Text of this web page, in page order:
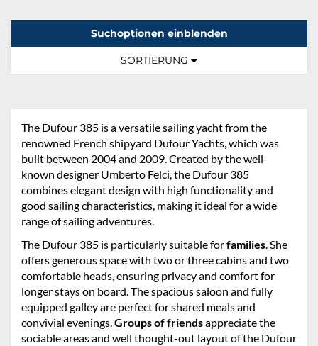
Suchoptionen einblenden
TOGGLE NAVIGATION
SORTIERUNG
The Dufour 385 is a versatile sailing yacht from the
renowned French shipyard Dufour Yachts, which was
built between 2004 and 2009. Created by the well-
known designer Umberto Felci, the Dufour 385
combines elegant design with high functionality and
good sailing characteristics, making it ideal for a wide
range of sailing adventures.
The Dufour 385 is particularly suitable forfamilies. She
offers generous space with two or three cabins and two
comfortable heads, ensuring privacy and comfort for
longer stays on board. The spacious saloon and fully
equipped galley are perfect for shared meals and
convivial evenings.Groups of friendsappreciate the
sociable areas and well thought-out layout of the Dufour